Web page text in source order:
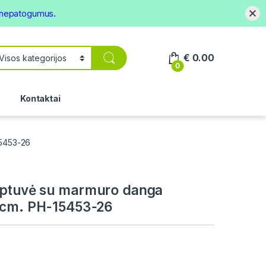
0
€ 0.00
Kontaktai
26
su marmuro danga
PH-15453-26